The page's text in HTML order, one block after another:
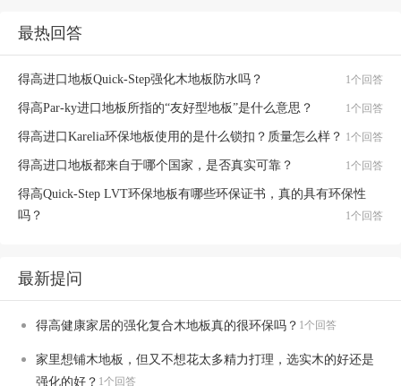
最热回答
得高进口地板Quick-Step强化木地板防水吗？ 1个回答
得高Par-ky进口地板所指的“友好型地板”是什么意思？ 1个回答
得高进口Karelia环保地板使用的是什么锁扣？质量怎么样？ 1个回答
得高进口地板都来自于哪个国家，是否真实可靠？ 1个回答
得高Quick-Step LVT环保地板有哪些环保证书，真的具有环保性
吗？
1个回答
最新提问
得高健康家居的强化复合木地板真的很环保吗？ 1个回答
家里想铺木地板，但又不想花太多精力打理，选实木的好还是
强化的好？ 1个回答